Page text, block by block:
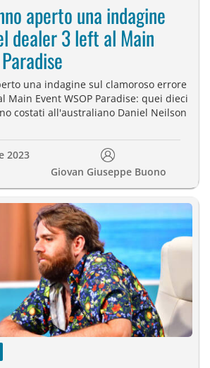
aperto una indagine
dealer 3 left al Main
una indagine sul clamoroso errore
Main Event WSOP Paradise: quei dieci
costati all'australiano Daniel Neilson
2023
Giovan Giuseppe Buono